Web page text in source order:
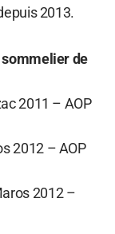
2013.
de
2011 – AOP
2012 – AOP
2012 –